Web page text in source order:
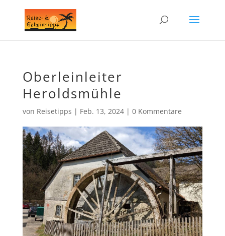
Oberleinleiter
Heroldsmühle
von Reisetipps | Feb. 13, 2024| 0 Kommentare